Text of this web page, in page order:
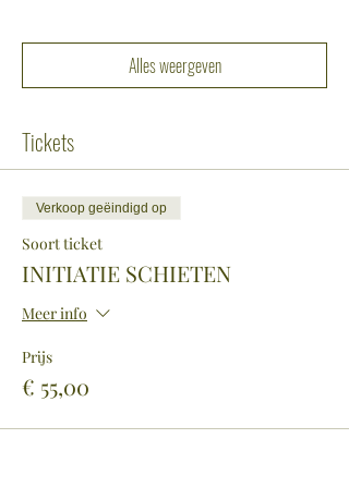
Alles weergeven
Tickets
Verkoop geëindigd op
Soort ticket
INITIATIE SCHIETEN
Meer info
Prijs
€ 55,00